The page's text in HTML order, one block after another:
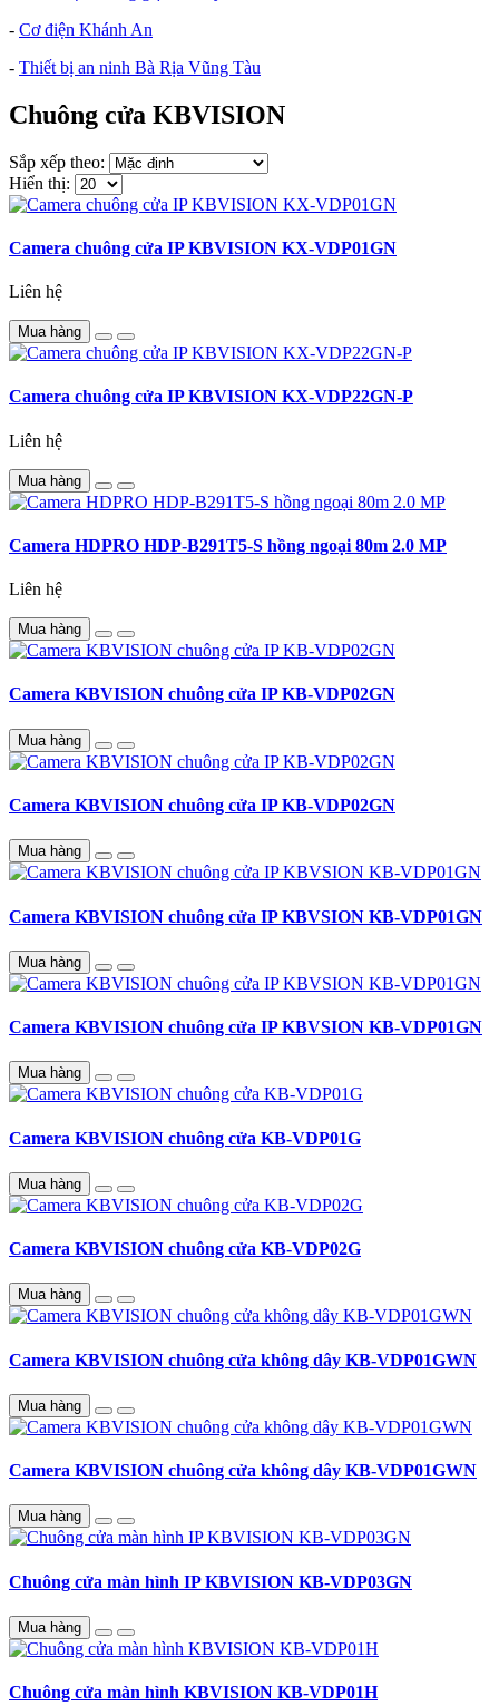
- Cơ điện Khánh An
- Thiết bị an ninh Bà Rịa Vũng Tàu
Chuông cửa KBVISION
Sắp xếp theo:
Hiển thị:
Camera chuông cửa IP KBVISION KX-VDP01GN
Liên hệ
Mua hàng
Camera chuông cửa IP KBVISION KX-VDP22GN-P
Liên hệ
Mua hàng
Camera HDPRO HDP-B291T5-S hồng ngoại 80m 2.0 MP
Liên hệ
Mua hàng
Camera KBVISION chuông cửa IP KB-VDP02GN
Mua hàng
Camera KBVISION chuông cửa IP KB-VDP02GN
Mua hàng
Camera KBVISION chuông cửa IP KBVSION KB-VDP01GN
Mua hàng
Camera KBVISION chuông cửa IP KBVSION KB-VDP01GN
Mua hàng
Camera KBVISION chuông cửa KB-VDP01G
Mua hàng
Camera KBVISION chuông cửa KB-VDP02G
Mua hàng
Camera KBVISION chuông cửa không dây KB-VDP01GWN
Mua hàng
Camera KBVISION chuông cửa không dây KB-VDP01GWN
Mua hàng
Chuông cửa màn hình IP KBVISION KB-VDP03GN
Mua hàng
Chuông cửa màn hình KBVISION KB-VDP01H